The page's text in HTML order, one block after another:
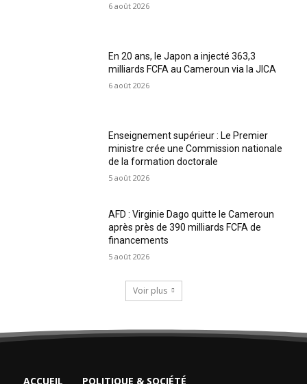
6 août 2026
En 20 ans, le Japon a injecté 363,3
milliards FCFA au Cameroun via la JICA
6 août 2026
Enseignement supérieur : Le Premier
ministre crée une Commission nationale
de la formation doctorale
5 août 2026
AFD : Virginie Dago quitte le Cameroun
après près de 390 milliards FCFA de
financements
5 août 2026
Voir plus
ACCUEIL POLITIQUE & SOCIÉTÉ